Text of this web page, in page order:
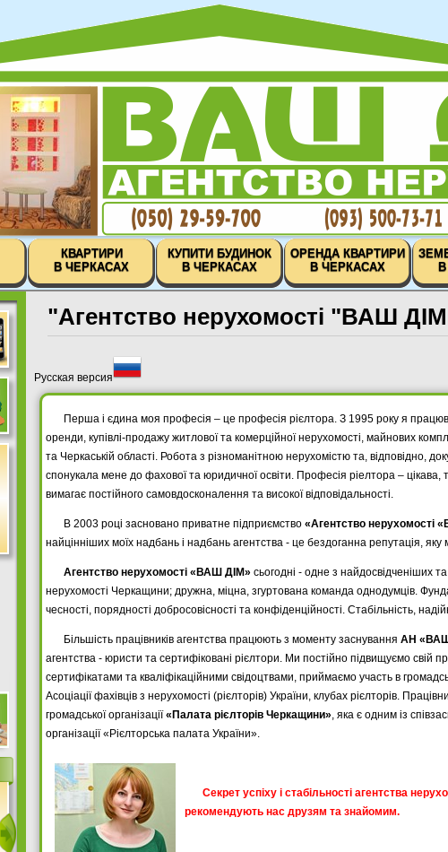
КВАРТИРИ
В ЧЕРКАСАХ
КУПИТИ БУДИНОК
В ЧЕРКАСАХ
ОРЕНДА КВАРТИРИ
В ЧЕРКАСАХ
"Агентство нерухомості "ВАШ
Русская версия
Перша і єдина моя професія – це професія рієлтора. З 1995 року я
оренди, купівлі-продажу житлової та комерційної нерухомості, майнових
та Черкаській області. Робота з різноманітною нерухомістю та, відповідно,
спонукала мене до фахової та юридичної освіти. Професія ріелтора – цікава,
вимагає постійного самовдосконалення та високої відповідальності.
В 2003 році засновано приватне підприємство «Агентство нерухомості
найцінніших моїх надбань і надбань агентства - це бездоганна репутація, яку
Агентство нерухомості «ВАШ ДІМ» сьогодні - одне з найдосвідченіших
нерухомості Черкащини; дружна, міцна, згуртована команда однодумців.
чесності, порядності добросовісності та конфіденційності. Стабільність,
Більшість працівників агентства працюють з моменту заснування АН
агентства - юристи та сертифіковані рієлтори. Ми постійно підвищуємо свій
сертифікатами та кваліфікаційними свідоцтвами, приймаємо участь в
Асоціації фахівців з нерухомості (рієлторів) України, клубах рієлторів.
громадської організації«Палата рієлторів Черкащини», яка є одним із
організації «Рієлторська палата України».
Секрет успіху і стабільності агентства
рекомендують нас друзям та знайомим.